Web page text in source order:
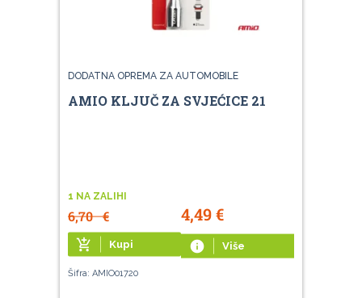
DODATNA OPREMA ZA AUTOMOBILE
AMIO KLJUČ ZA SVJEĆICE 21
1 NA ZALIHI
6,70€ 4,49€
add_shopping_cart Kupi info Više
Šifra: AMIO01720